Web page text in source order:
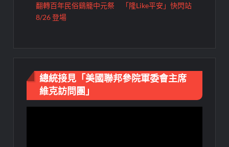
翻轉百年民俗鷄籠中元祭 「隆Like平安」快閃站
8/26 登場
總統接見「美國聯邦參院軍委會主席
維克訪問團」